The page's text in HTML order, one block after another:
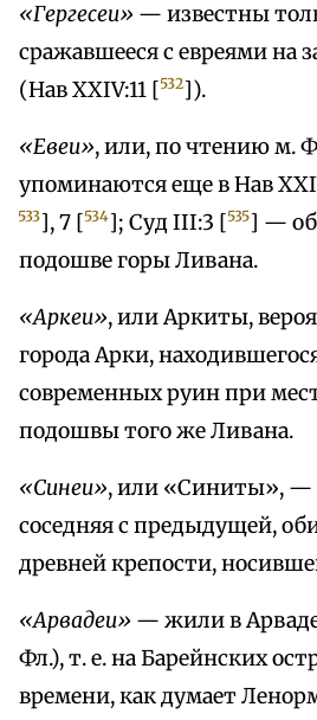
«Гepгесеи» — известны
сражавшееся с евреями на
(Нав XXIV:11 [532]).
«Евеи», или, по чтению м.
упоминаются еще в Нав
533], 7 [534]; Суд III:3 [535] —
подошве горы Ливана.
«Аркеи», или Аркиты,
города Арки,
современных руин при
подошвы того же Ливана.
«Синеи», или «Синиты», —
соседняя с предыдущей,
древней крепости,
«Арвадеи» — жили в
Фл.), т. е. на Барейнских
времени, как думает